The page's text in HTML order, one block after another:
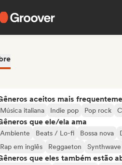
aceitos mais
Música italiana Indie pop Pop rock
que ele/ela ama
Ambiente Beats / Lo-fi Bossa nova
Rap em inglês
Reggaeton Synthwave
que eles também estão